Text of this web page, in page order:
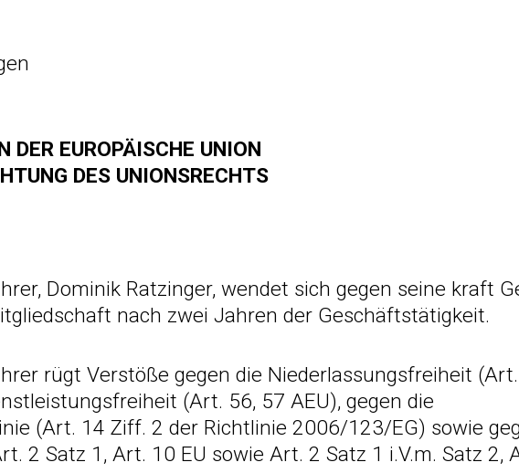
DER EUROPÄISCHE UNION
DES UNIONSRECHTS
Dominik Ratzinger, wendet sich gegen seine kraft
nach zwei Jahren der Geschäftstätigkeit.
rügt Verstöße gegen die Niederlassungsfreiheit
(Art. 56, 57 AEU), gegen die
(Art. 14 Ziff. 2 der Richtlinie 2006/123/EG) sowie
2 Satz 1, Art. 10 EU sowie Art. 2 Satz 1 i.V.m. Satz 2,